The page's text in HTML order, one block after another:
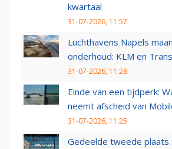
kwartaal
31-07-2026, 11:57
Luchthavens Napels
onderhoud: KLM en
31-07-2026, 11:28
Einde van een tijdperk:
neemt afscheid van
31-07-2026, 11:25
Gedeelde tweede plaats